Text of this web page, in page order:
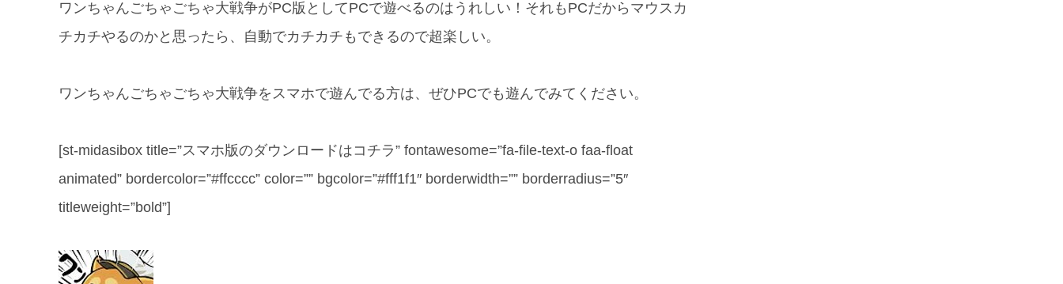
ワンちゃんごちゃごちゃ大戦争がPC版としてPCで遊べるのはうれしい！それもPCだからマウスカ
チカチやるのかと思ったら、自動でカチカチもできるので超楽しい。
ワンちゃんごちゃごちゃ大戦争をスマホで遊んでる方は、ぜひPCでも遊んでみてください。
[st-midasibox title=”スマホ版のダウンロードはコチラ” fontawesome=”fa-file-text-o faa-float
animated” bordercolor=”#ffcccc” color=”” bgcolor=”#fff1f1″ borderwidth=”” borderradius=”5″
titleweight=”bold”]